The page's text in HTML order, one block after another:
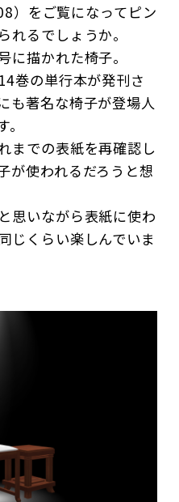
）をご覧になってピン
れるでしょうか。
に描かれた椅子。
巻の単行本が発刊さ
も著名な椅子が登場人
までの表紙を再確認し
が使われるだろうと想
思いながら表紙に使わ
じくらい楽しんでいま